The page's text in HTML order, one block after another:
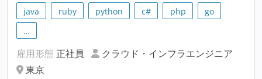
java ruby python c# php
go
…
雇用形態 正社員
クラウド・インフラエンジニア
東京